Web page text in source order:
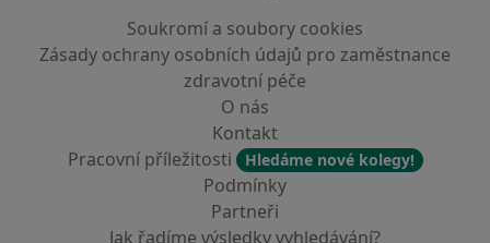
Soukromí a soubory cookies
Zásady ochrany osobních údajů pro zaměstnance
zdravotní péče
O nás
Kontakt
Pracovní příležitosti
Hledáme nové kolegy!
Podmínky
Partneři
Jak řadíme výsledky vyhledávání?